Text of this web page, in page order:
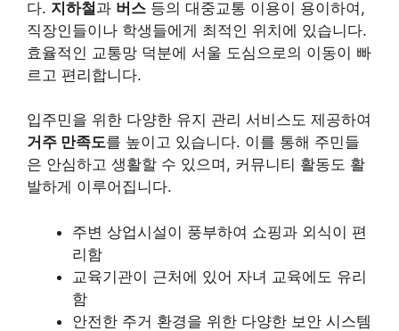
다. 지하철과 버스 등의 대중교통 이용이 용이하여,
직장인들이나 학생들에게 최적인 위치에 있습니다.
효율적인 교통망 덕분에 서울 도심으로의 이동이 빠
르고 편리합니다.
입주민을 위한 다양한 유지 관리 서비스도 제공하여
거주 만족도를 높이고 있습니다. 이를 통해 주민들
은 안심하고 생활할 수 있으며, 커뮤니티 활동도 활
발하게 이루어집니다.
주변 상업시설이 풍부하여 쇼핑과 외식이 편
리함
교육기관이 근처에 있어 자녀 교육에도 유리
함
안전한 주거 환경을 위한 다양한 보안 시스템